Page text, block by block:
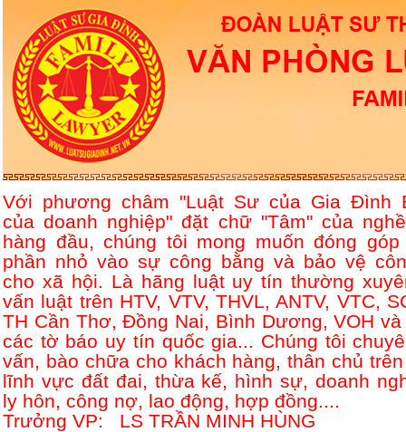
Với phương châm "Luật Sư của Gia Đình
của doanh nghiệp" đặt chữ "Tâm" của
hàng đầu, chúng tôi mong muốn đóng góp
phần nhỏ vào sự công bằng và bảo vệ
cho xã hội. Là hãng luật uy tín thường
vấn luật trên HTV, VTV, THVL, ANTV, VTC,
TH Cần Thơ, Đồng Nai, Bình Dương, VOH và
các tờ báo uy tín quốc gia... Chúng tôi
vấn, bào chữa cho khách hàng, thân chủ
lĩnh vực đất đai, thừa kế, hình sự, doanh
ly hôn, công nợ, lao động, hợp đồng....
Trưởng VP: LS TRẦN MINH HÙNG